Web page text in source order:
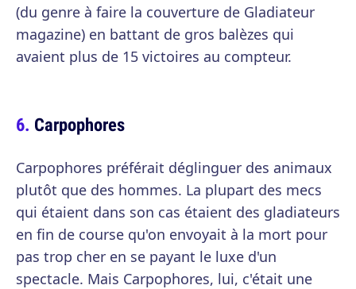
(du genre à faire la couverture de Gladiateur
magazine) en battant de gros balèzes qui
avaient plus de 15 victoires au compteur.
Carpophores
Carpophores préférait déglinguer des animaux
plutôt que des hommes. La plupart des mecs
qui étaient dans son cas étaient des gladiateurs
en fin de course qu'on envoyait à la mort pour
pas trop cher en se payant le luxe d'un
spectacle. Mais Carpophores, lui, c'était une